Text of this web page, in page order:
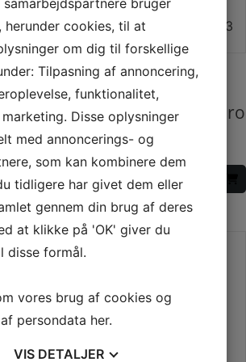
Reservedele til Aduro
Lågepakning til Aduro
3 og 8
270,00DKK
herunder cookies, til at
om dig til forskellige
Tilpasning af annoncering,
funktionalitet,
Disse oplysninger
med annoncerings- og
som kan kombinere dem
tidligere har givet dem eller
gennem din brug af deres
at klikke på 'OK' giver du
disse formål.
vores brug af cookies og
persondata her.
VIS DETALJER